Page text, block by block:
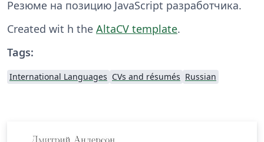
Резюме на позицию JavaScript разработчика.
Created wit h the AltaCV template.
Tags:
International Languages CVs and résumés Russian